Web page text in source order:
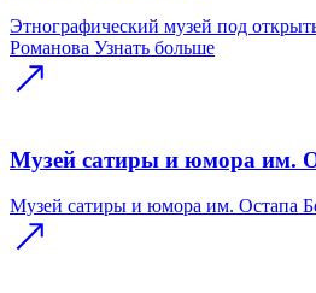
Этнографический музей под
Романова Узнать больше
Музей сатиры и юмора им.
Музей сатиры и юмора им. Остапа